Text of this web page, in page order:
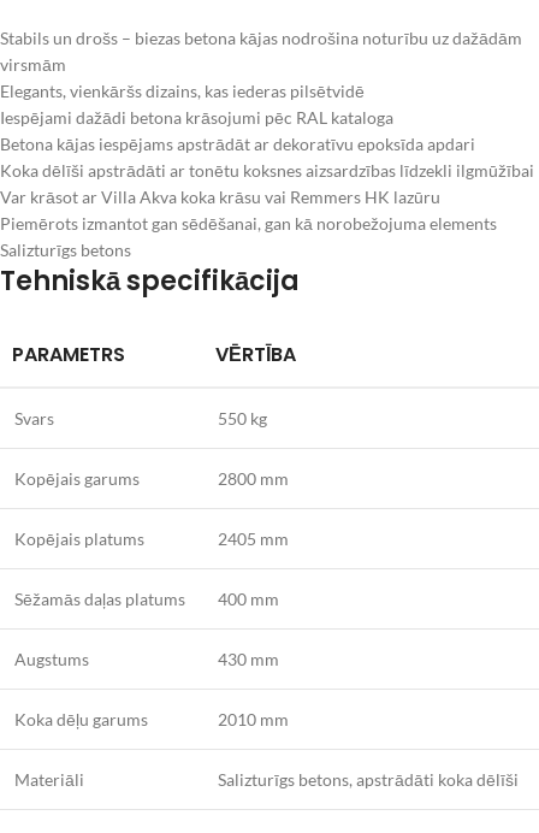
Stabils un drošs – biezas betona kājas nodrošina noturību uz dažādām
virsmām
Elegants, vienkāršs dizains, kas iederas pilsētvidē
Iespējami dažādi betona krāsojumi pēc RAL kataloga
Betona kājas iespējams apstrādāt ar dekoratīvu epoksīda apdari
Koka dēlīši apstrādāti ar tonētu koksnes aizsardzības līdzekli ilgmūžībai
Var krāsot ar Villa Akva koka krāsu vai Remmers HK lazūru
Piemērots izmantot gan sēdēšanai, gan kā norobežojuma elements
Salizturīgs betons
Tehniskā specifikācija
PARAMETRS VĒRTĪBA
Svars 550 kg
Kopējais garums 2800 mm
Kopējais platums 2405 mm
Sēžamās daļas platums 400 mm
Augstums 430 mm
Koka dēļu garums 2010 mm
Materiāli Salizturīgs betons, apstrādāti koka dēlīši